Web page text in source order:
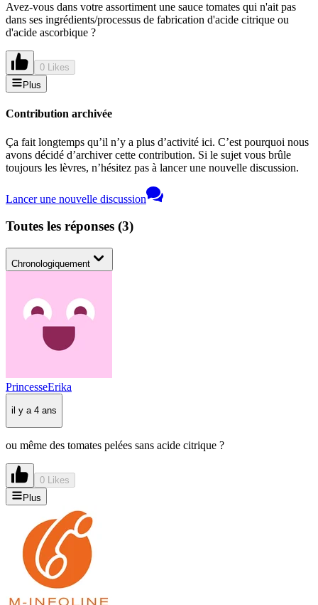
Avez-vous dans votre assortiment une sauce tomates qui n'ait pas
dans ses ingrédients/processus de fabrication d'acide citrique ou
d'acide ascorbique ?
0 Likes
Plus
Contribution archivée
Ça fait longtemps qu’il n’y a plus d’activité ici. C’est pourquoi nous
avons décidé d’archiver cette contribution. Si le sujet vous brûle
toujours les lèvres, n’hésitez pas à lancer une nouvelle discussion.
Lancer une nouvelle discussion
Toutes les réponses (3)
Chronologiquement
PrincesseErika
il y a 4 ans
ou même des tomates pelées sans acide citrique ?
0 Likes
Plus